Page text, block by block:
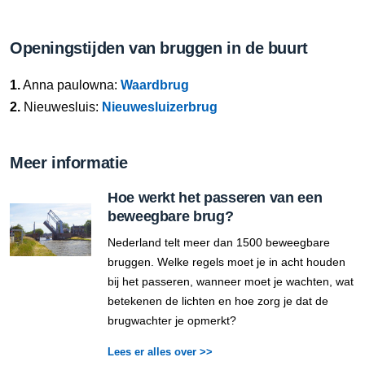
Openingstijden van bruggen in de buurt
1.Anna paulowna: Waardbrug
2. Nieuwesluis: Nieuwesluizerbrug
Meer informatie
Hoe werkt het passeren van een
beweegbare brug?
Nederland telt meer dan 1500 beweegbare
bruggen. Welke regels moet je in acht houden
bij het passeren, wanneer moet je wachten, wat
betekenen de lichten en hoe zorg je dat de
brugwachter je opmerkt?
Lees er alles over >>